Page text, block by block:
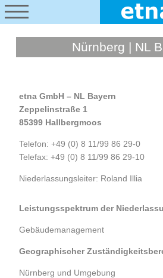
Nürnberg | NL
etna GmbH – NL Bayern
Zeppelinstraße 1
85399 Hallbergmoos
Telefon: +49 (0) 8 11/99 86 29-0
Telefax: +49 (0) 8 11/99 86 29-10
Niederlassungsleiter: Roland Illia
Leistungsspektrum der
Gebäudemanagement
Geographischer
Nürnberg und Umgebung